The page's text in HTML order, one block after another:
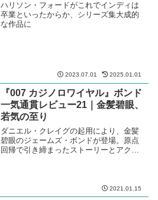
ハリソン・フォードがこれでインディは
卒業といったからか、シリーズ集大成的
な作品に
2023.07.01 2025.01.01
『007 カジノロワイヤル』ボンド
一気通貫レビュー21｜金髪碧眼、
若気の至り
ダニエル・クレイグの起用により、金髪
碧眼のジェームズ・ボンドが登場。原点
回帰で引き締まったストーリーとアクシ
2021.01.15